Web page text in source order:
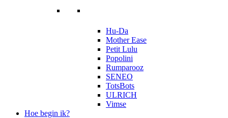
Hu-Da
Mother Ease
Petit Lulu
Popolini
Rumparooz
SENEO
TotsBots
ULRICH
Vimse
Hoe begin ik?